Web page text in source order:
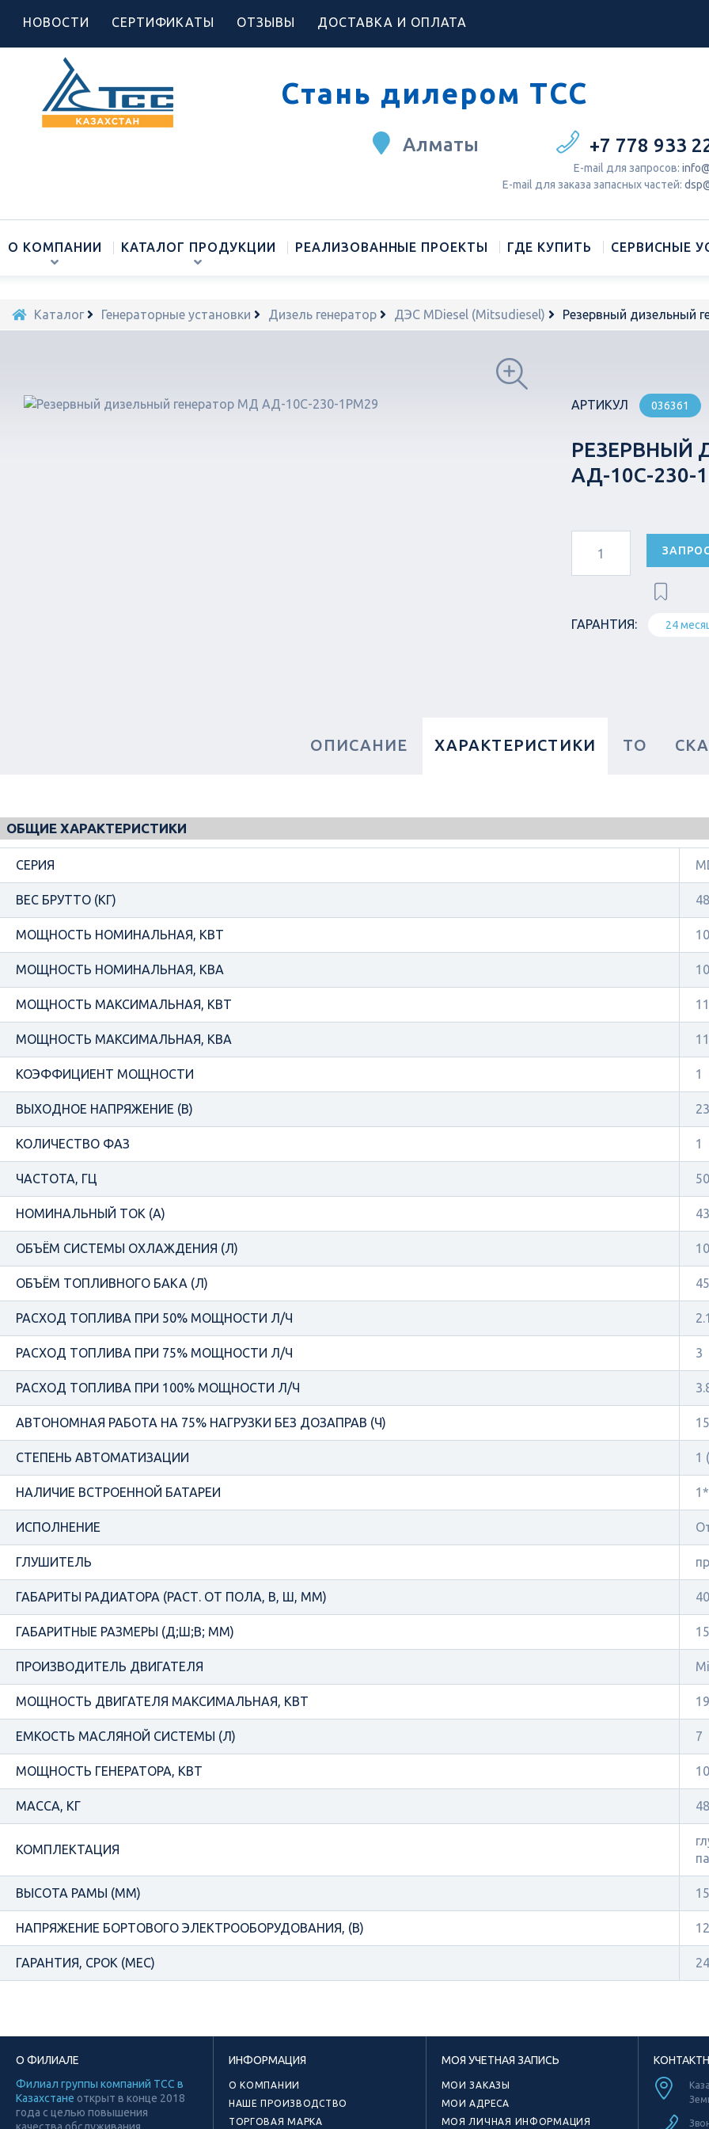
НОВОСТИ СЕРТИФИКАТЫ ОТЗЫВЫ ДОСТАВКА И ОПЛАТА
Стань дилером ТСС
+7 778 933
Е-mail для запросов:
Е-mail для заказа запасных частей:
Алматы
О КОМПАНИИ КАТАЛОГ ПРОДУКЦИИ РЕАЛИЗОВАННЫЕ ПРОЕКТЫ ГДЕ КУПИТЬ СЕРВИСНЫЕ
Каталог Генераторные установки Дизель генератор ДЭС MDiesel (Mitsudiesel) Резервный дизельный
АРТИКУЛ 036361
РЕЗЕРВНЫЙ
АД-10С-230-
ГАРАНТИЯ: 24
ОПИСАНИЕ ХАРАКТЕРИСТИКИ ТО
ОБЩИЕ ХАРАКТЕРИСТИКИ
СЕРИЯ
ВЕС БРУТТО (КГ)
МОЩНОСТЬ НОМИНАЛЬНАЯ, КВТ 10
МОЩНОСТЬ НОМИНАЛЬНАЯ, КВА 10
МОЩНОСТЬ МАКСИМАЛЬНАЯ, КВТ 11
МОЩНОСТЬ МАКСИМАЛЬНАЯ, КВА 11
КОЭФФИЦИЕНТ МОЩНОСТИ 1
ВЫХОДНОЕ НАПРЯЖЕНИЕ (В)
КОЛИЧЕСТВО ФАЗ 1
ЧАСТОТА, ГЦ 50
НОМИНАЛЬНЫЙ ТОК (А) 43
ОБЪЁМ СИСТЕМЫ ОХЛАЖДЕНИЯ (Л) 10
ОБЪЁМ ТОПЛИВНОГО БАКА (Л) 45
РАСХОД ТОПЛИВА ПРИ 50% МОЩНОСТИ Л/Ч 2.1
РАСХОД ТОПЛИВА ПРИ 75% МОЩНОСТИ Л/Ч 3
РАСХОД ТОПЛИВА ПРИ 100% МОЩНОСТИ Л/Ч
АВТОНОМНАЯ РАБОТА НА 75% НАГРУЗКИ БЕЗ ДОЗАПРАВ (Ч) 15
СТЕПЕНЬ АВТОМАТИЗАЦИИ 1
НАЛИЧИЕ ВСТРОЕННОЙ БАТАРЕИ
ИСПОЛНЕНИЕ
ГЛУШИТЕЛЬ
ГАБАРИТЫ РАДИАТОРА (РАСТ. ОТ ПОЛА, В, Ш, ММ)
ГАБАРИТНЫЕ РАЗМЕРЫ (Д;Ш;В; ММ)
ПРОИЗВОДИТЕЛЬ ДВИГАТЕЛЯ
МОЩНОСТЬ ДВИГАТЕЛЯ МАКСИМАЛЬНАЯ, КВТ
ЕМКОСТЬ МАСЛЯНОЙ СИСТЕМЫ (Л) 7
МОЩНОСТЬ ГЕНЕРАТОРА, КВТ
МАССА, КГ
КОМПЛЕКТАЦИЯ
ВЫСОТА РАМЫ (ММ)
НАПРЯЖЕНИЕ БОРТОВОГО ЭЛЕКТРООБОРУДОВАНИЯ, (В) 12
ГАРАНТИЯ, СРОК (МЕС)
О ФИЛИАЛЕ
Филиал группы компаний ТСС в
Казахстане открыт в конце 2018
года с целью повышения
ИНФОРМАЦИЯ
О КОМПАНИИ
НАШЕ ПРОИЗВОДСТВО
ТОРГОВАЯ МАРКА
МОЯ УЧЕТНАЯ ЗАПИСЬ
МОИ ЗАКАЗЫ
МОИ АДРЕСА
МОЯ ЛИЧНАЯ ИНФОРМАЦИЯ